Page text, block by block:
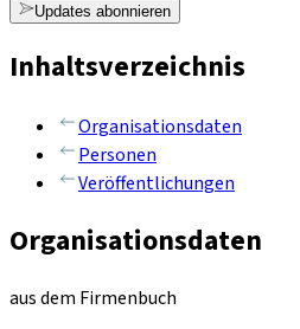
Updates abonnieren
Inhaltsverzeichnis
Organisationsdaten
Personen
Veröffentlichungen
Organisationsdaten
aus dem Firmenbuch